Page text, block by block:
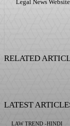
Legal News
RELATED
LATEST
LAW TREND -HINDI